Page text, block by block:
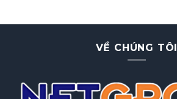
VỀ CHÚNG TÔI